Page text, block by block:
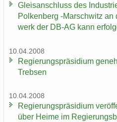
Gleis­an­schluss des
Pol­ken­berg -​Marschwitz
werk der DB-AG kann
10.04.2008
Re­gie­rungs­prä­si­di­um
Treb­sen
10.04.2008
Re­gie­rungs­prä­si­di­um
über Heime im